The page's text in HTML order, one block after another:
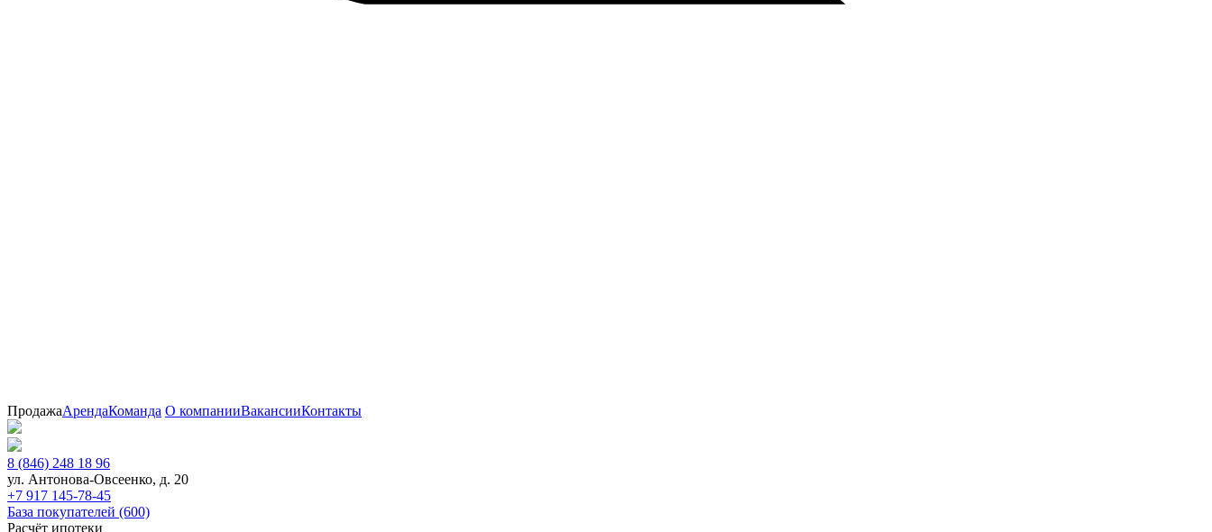
ПродажаАрендаКоманда О компанииВакансииКонтакты
8 (846) 248 18 96
ул. Антонова-Овсеенко, д. 20
+7 917 145-78-45
База покупателей (600)
Расчёт ипотеки